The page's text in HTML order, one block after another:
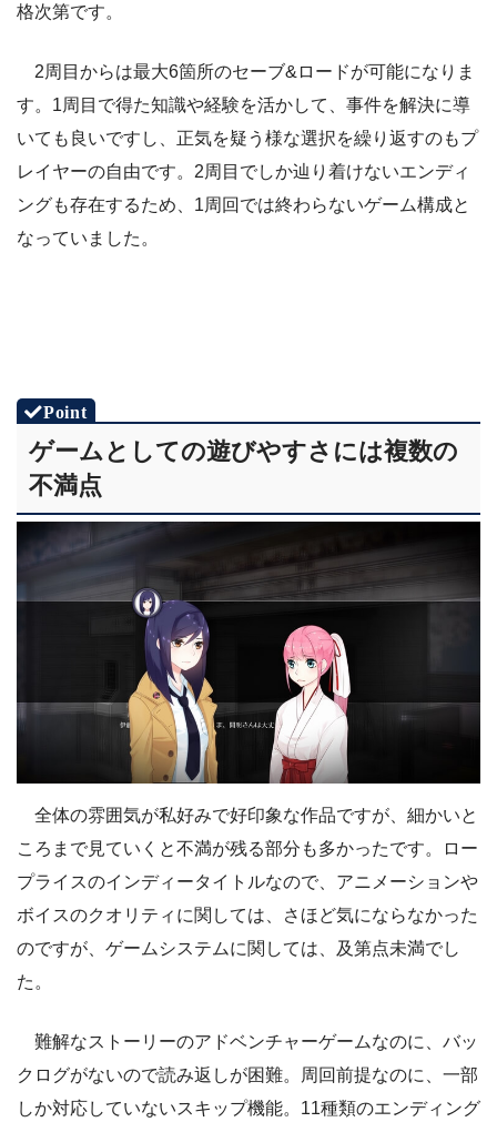
格次第です。
2周目からは最大6箇所のセーブ&ロードが可能になりま
す。1周目で得た知識や経験を活かして、事件を解決に導
いても良いですし、正気を疑う様な選択を繰り返すのもプ
レイヤーの自由です。2周目でしか辿り着けないエンディ
ングも存在するため、1周回では終わらないゲーム構成と
なっていました。
ゲームとしての遊びやすさには複数の
不満点
全体の雰囲気が私好みで好印象な作品ですが、細かいと
ころまで見ていくと不満が残る部分も多かったです。ロー
プライスのインディータイトルなので、アニメーションや
ボイスのクオリティに関しては、さほど気にならなかった
のですが、ゲームシステムに関しては、及第点未満でし
た。
難解なストーリーのアドベンチャーゲームなのに、バッ
クログがないので読み返しが困難。周回前提なのに、一部
しか対応していないスキップ機能。11種類のエンディング